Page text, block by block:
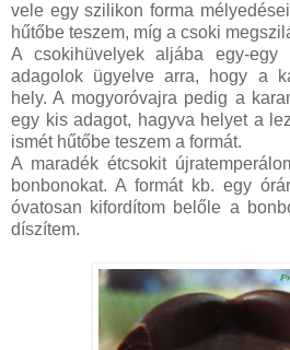
vele egy szilikon forma
hűtőbe teszem, míg a csoki
A csokihüvelyek aljába egy-egy
adagolok ügyelve arra, hogy a
hely. A mogyoróvajra pedig a
egy kis adagot, hagyva helyet a
ismét hűtőbe teszem a formát.
A maradék étcsokit
bonbonokat. A formát kb. egy
óvatosan kifordítom belőle a
díszítem.